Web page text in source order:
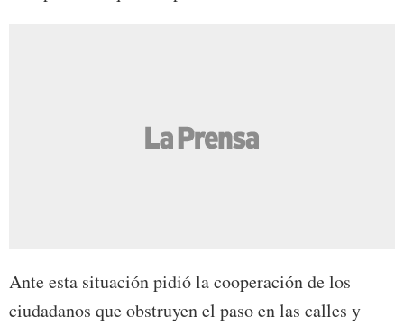
Ante esta situación pidió la cooperación de los
ciudadanos que obstruyen el paso en las calles y